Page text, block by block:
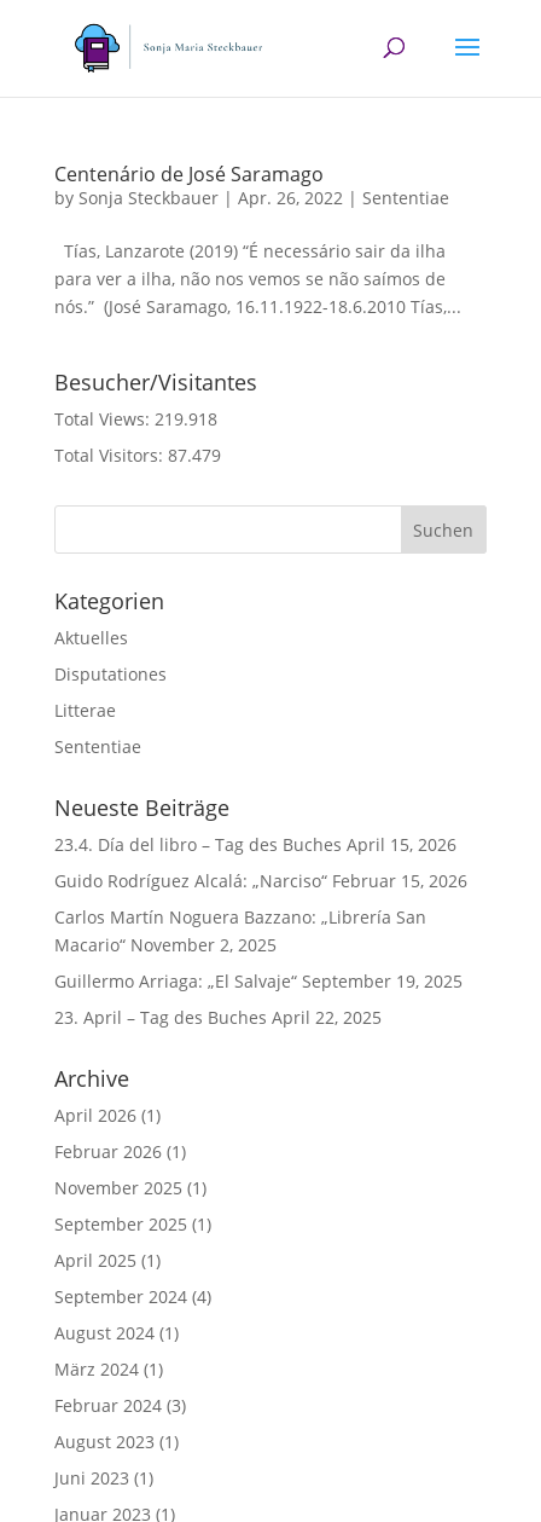
Centenário de José Saramago
by Sonja Steckbauer| Apr. 26, 2022| Sententiae
Tías, Lanzarote (2019) “É necessário sair da ilha
para ver a ilha, não nos vemos se não saímos de
nós.” (José Saramago, 16.11.1922-18.6.2010 Tías,...
Besucher/Visitantes
Total Views: 219.918
Total Visitors: 87.479
Kategorien
Aktuelles
Disputationes
Litterae
Sententiae
Neueste Beiträge
23.4. Día del libro – Tag des Buches April 15, 2026
Guido Rodríguez Alcalá: „Narciso“ Februar 15, 2026
Carlos Martín Noguera Bazzano: „Librería San
Macario“ November 2, 2025
Guillermo Arriaga: „El Salvaje“ September 19, 2025
23. April – Tag des Buches April 22, 2025
Archive
April 2026(1)
Februar 2026(1)
November 2025 (1)
September 2025 (1)
April 2025 (1)
September 2024(4)
August 2024(1)
März 2024(1)
Februar 2024(3)
August 2023 (1)
Juni 2023 (1)
Januar 2023 (1)